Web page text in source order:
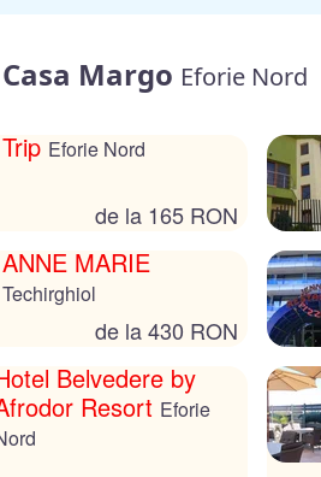
Margo Eforie Nord
Trip Eforie Nord
de la 165 RON
ANNE MARIE
Techirghiol
de la 430 RON
Belvedere by
Resort Eforie